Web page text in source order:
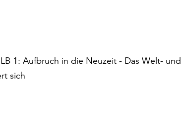
1: Aufbruch in die Neuzeit - Das Welt- und
sich